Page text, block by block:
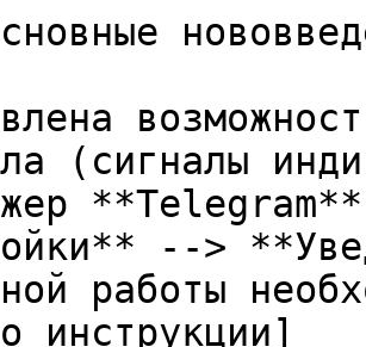
(сигналы
-->
работы
инструкции]